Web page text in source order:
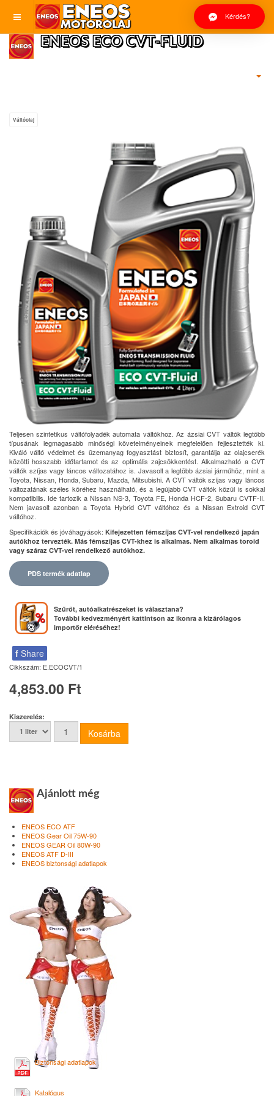
Kérdés?
ENEOS ECO CVT-FLUID
Váltóolaj
Teljesen szintetikus váltófolyadék automata váltókhoz. Az ázsiai CVT váltók legtöbb
típusának legmagasabb minőségi követelményeinek megfelelően fejlesztették ki.
Kiváló váltó védelmet és üzemanyag fogyasztást biztosít, garantálja az olajcserék
közötti hosszabb időtartamot és az optimális zajcsökkentést. Alkalmazható a CVT
váltók szíjas vagy láncos változatához is. Javasolt a legtöbb ázsiai járműhöz, mint a
Toyota, Nissan, Honda, Subaru, Mazda, Mitsubishi. A CVT váltók szíjas vagy láncos
változatának széles köréhez használható, és a legújabb CVT váltók közül is sokkal
kompatibilis. Ide tartozik a Nissan NS-3, Toyota FE, Honda HCF-2, Subaru CVTF-II.
Nem javasolt azonban a Toyota Hybrid CVT váltóhoz és a Nissan Extroid CVT
váltóhoz.
Specifikációk és jóváhagyások: Kifejezetten fémszíjas CVT-vel rendelkező japán
autókhoz tervezték. Más fémszíjas CVT-khez is alkalmas. Nem alkalmas toroid
vagy száraz CVT-vel rendelkező autókhoz.
PDS termék adatlap
Szűrőt, autóalkatrészeket is választana?
További kedvezményért kattintson az ikonra a kizárólagos
importőr eléréséhez!
f Share
Cikkszám: E.ECOCVT/1
4,853.00 Ft
Kiszerelés:
Ajánlott még
ENEOS ECO ATF
ENEOS Gear Oil 75W-90
ENEOS GEAR Oil 80W-90
ENEOS ATF D-III
ENEOS biztonsági adatlapok
Biztonsági adatlapok
Katalógus